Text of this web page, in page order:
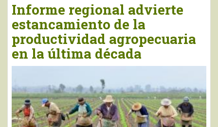
Informe regional advierte
estancamiento de la
productividad agropecuaria
en la última década